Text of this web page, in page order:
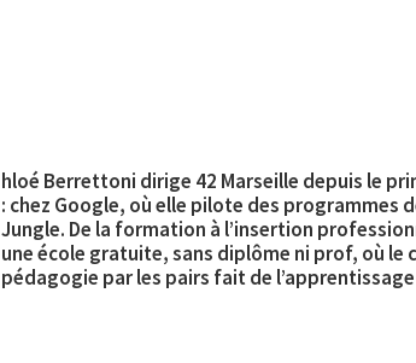
hloé Berrettoni dirige 42 Marseille depuis le
: chez Google, où elle pilote des programmes
Jungle. De la formation à l’insertion
une école gratuite, sans diplôme ni prof, où
pédagogie par les pairs fait de